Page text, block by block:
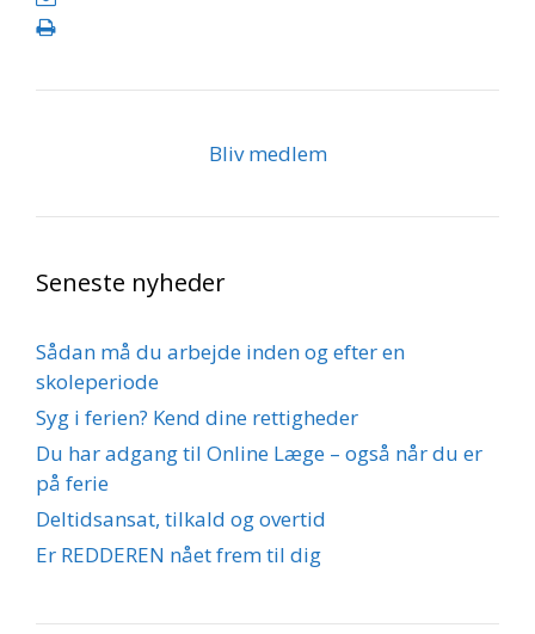
Bliv medlem
Seneste nyheder
Sådan må du arbejde inden og efter en
skoleperiode
Syg i ferien? Kend dine rettigheder
Du har adgang til Online Læge – også når du er
på ferie
Deltidsansat, tilkald og overtid
Er REDDEREN nået frem til dig